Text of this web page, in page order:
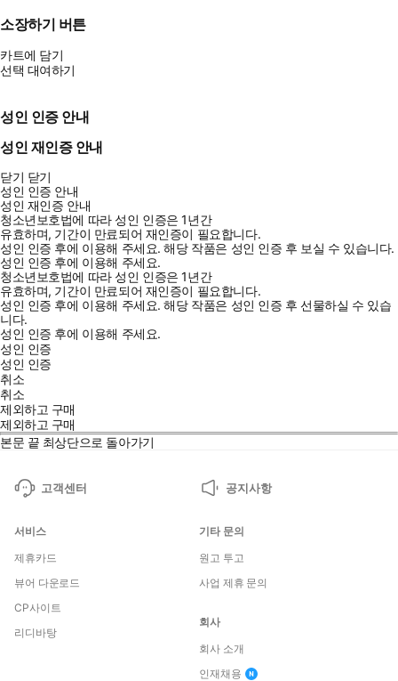
소장하기 버튼
카트에 담기
선택 대여하기
성인 인증 안내
성인 재인증 안내
닫기 닫기
성인 인증 안내
성인 재인증 안내
청소년보호법에 따라 성인 인증은 1년간
유효하며, 기간이 만료되어 재인증이 필요합니다.
성인 인증 후에 이용해 주세요.해당 작품은 성인 인증 후 보실 수 있습니다.
성인 인증 후에 이용해 주세요.
청소년보호법에 따라 성인 인증은 1년간
유효하며, 기간이 만료되어 재인증이 필요합니다.
성인 인증 후에 이용해 주세요.해당 작품은 성인 인증 후 선물하실 수 있습
니다.
성인 인증 후에 이용해 주세요.
성인 인증
성인 인증
취소
취소
제외하고 구매
제외하고 구매
본문 끝 최상단으로 돌아가기
고객센터 공지사항
서비스
제휴카드
뷰어 다운로드
CP사이트
리디바탕
기타 문의
원고 투고
사업 제휴 문의
회사
회사 소개
인재채용